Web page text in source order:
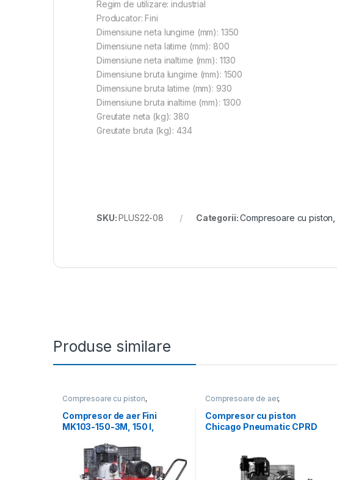
Regim de utilizare: industrial
Producator: Fini
Dimensiune neta lungime (mm): 1350
Dimensiune neta latime (mm): 800
Dimensiune neta inaltime (mm): 1130
Dimensiune bruta lungime (mm): 1500
Dimensiune bruta latime (mm): 930
Dimensiune bruta inaltime (mm): 1300
Greutate neta (kg): 380
Greutate bruta (kg): 434
SKU:PLUS22-08 Categorii:Compresoare cu piston
Produse similare
Compresoare cu piston,
Compresoare de aer
Compresor de aer Fini
MK103-150-3M, 150 l,
Compresoare de aer,
Compresoare trifazate
Compresor cu piston
Chicago Pneumatic CPRD